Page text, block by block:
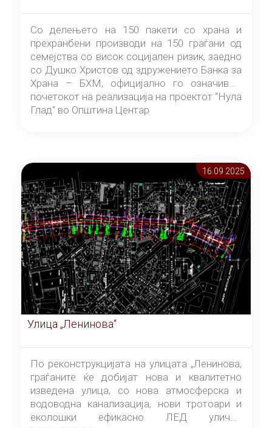
Со делењето на 150 пакети со храна и
прехранбени производи на 150 граѓани од
семејства со висок социјален ризик, заедно
со Душко Христов од здружението Банка за
Храна – БХМ, официјално го означивме
почетокот на реализација на проектот “Нула
Глад“ во Општина Центар
16.09 2025
Улица „Ленинова“
По реконструкцијата на улицата „Ленинова,
граѓаните ќе добијат нова и квалитетно
изведена улица, со нова атмосферска и
водоводна канализација, нови тротоари и
еколошки ефикасно ЛЕД улично